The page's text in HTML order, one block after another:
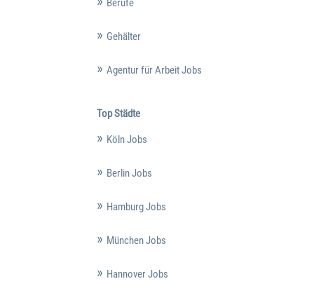
Berufe
Gehälter
Agentur für Arbeit Jobs
Top Städte
Köln Jobs
Berlin Jobs
Hamburg Jobs
München Jobs
Hannover Jobs